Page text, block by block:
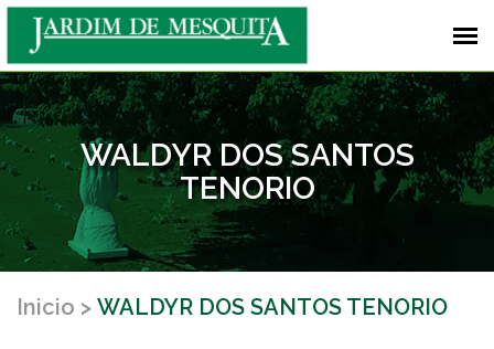
WALDYR DOS SANTOS
TENORIO
Inicio WALDYR DOS SANTOS TENORIO